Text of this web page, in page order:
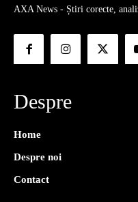
AXA News - Știri corecte,
Despre
Home
Despre noi
Contact